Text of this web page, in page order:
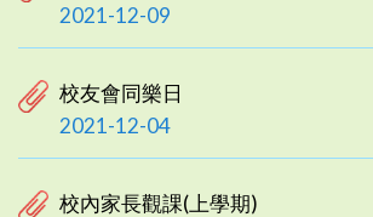
2021-12-09
校友會同樂日
2021-12-04
校內家長觀課(上學期)